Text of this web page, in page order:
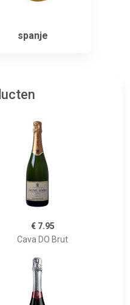
spanje
€ 7.95
Cava DO Brut